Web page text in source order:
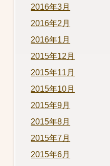
2016年3月
2016年2月
2016年1月
2015年12月
2015年11月
2015年10月
2015年9月
2015年8月
2015年7月
2015年6月